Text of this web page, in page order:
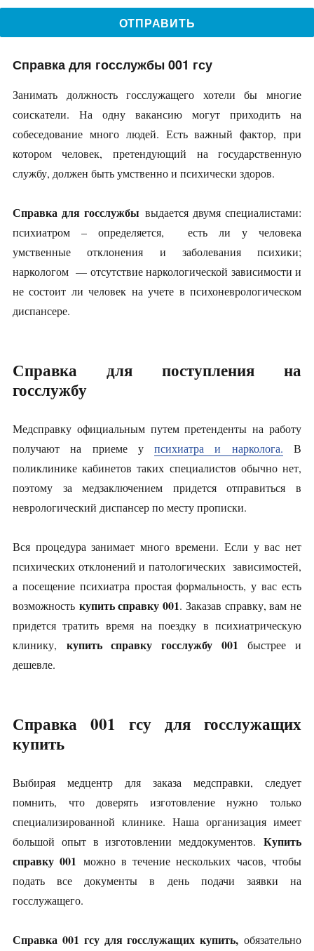
Справка для госслужбы 001 гсу
Занимать должность госслужащего хотели бы многие
соискатели. На одну вакансию могут приходить на
собеседование много людей. Есть важный фактор, при
котором человек, претендующий на государственную
службу, должен быть умственно и психически здоров.
Справка для госслужбы выдается двумя специалистами:
психиатром – определяется, есть ли у человека
умственные отклонения и заболевания психики;
наркологом — отсутствие наркологической зависимости и
не состоит ли человек на учете в психоневрологическом
диспансере.
Справка для поступления на
госслужбу
Медсправку официальным путем претенденты на работу
получают на приеме упсихиатра и нарколога. В
поликлинике кабинетов таких специалистов обычно нет,
поэтому за медзаключением придется отправиться в
неврологический диспансер по месту прописки.
Вся процедура занимает много времени. Если у вас нет
психических отклонений и патологических зависимостей,
а посещение психиатра простая формальность, у вас есть
возможность купить справку 001. Заказав справку, вам не
придется тратить время на поездку в психиатрическую
клинику, купить справку госслужбу 001 быстрее и
дешевле.
Справка 001 гсу для госслужащих
купить
Выбирая медцентр для заказа медсправки, следует
помнить, что доверять изготовление нужно только
специализированной клинике. Наша организация имеет
большой опыт в изготовлении меддокументов. Купить
справку 001 можно в течение нескольких часов, чтобы
подать все документы в день подачи заявки на
госслужащего.
Справка 001 гсу для госслужащих купить,обязательно